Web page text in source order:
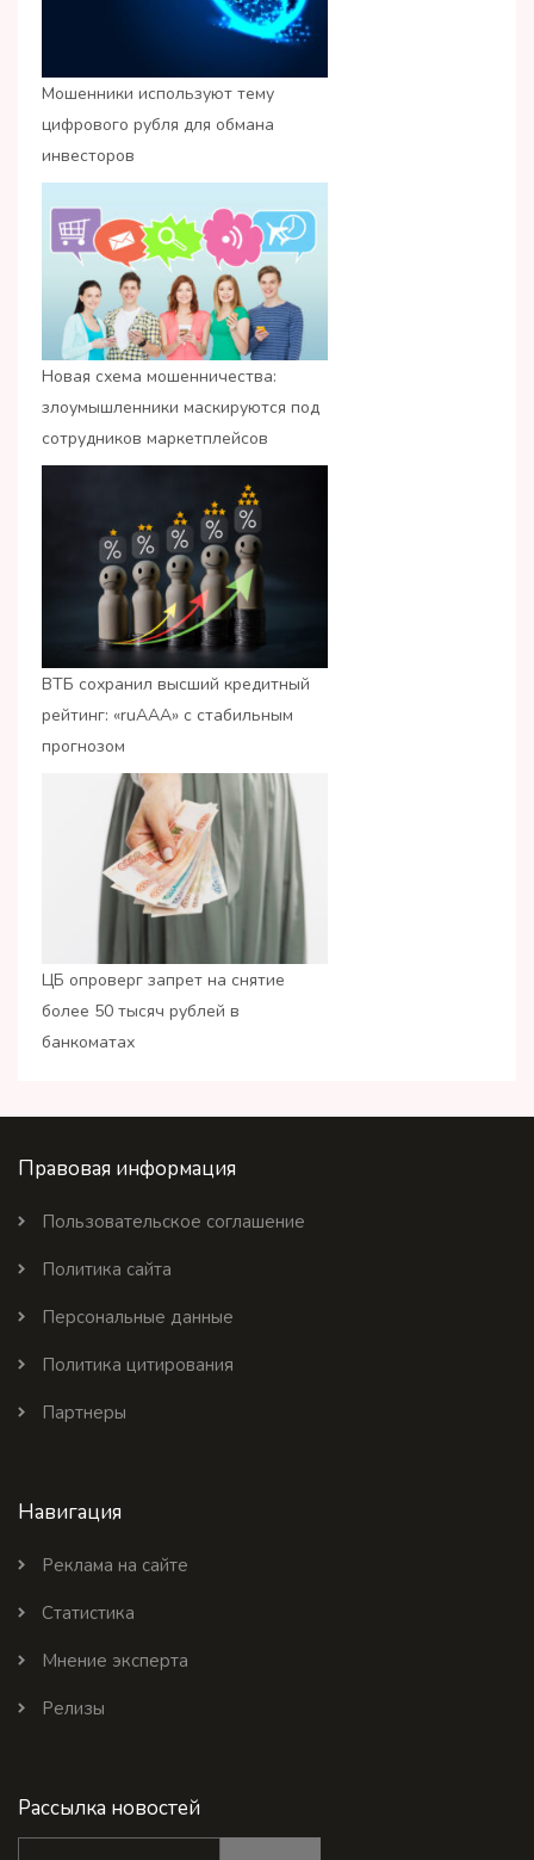
Мошенники используют тему
цифрового рубля для обмана
инвесторов
Новая схема мошенничества:
злоумышленники маскируются под
сотрудников маркетплейсов
ВТБ сохранил высший кредитный
рейтинг: «ruАAA» с стабильным
прогнозом
ЦБ опроверг запрет на снятие
более 50 тысяч рублей в
банкоматах
Правовая информация
Пользовательское соглашение
Политика сайта
Персональные данные
Политика цитирования
Партнеры
Навигация
Реклама на сайте
Статистика
Мнение эксперта
Релизы
Рассылка новостей